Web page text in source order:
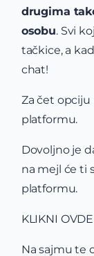
drugima
osobu. Svi
tačkice, a
chat!
Za čet opciju
platformu.
Dovoljno je
na mejl će ti
platformu.
KLIKNI
Na sajmu te